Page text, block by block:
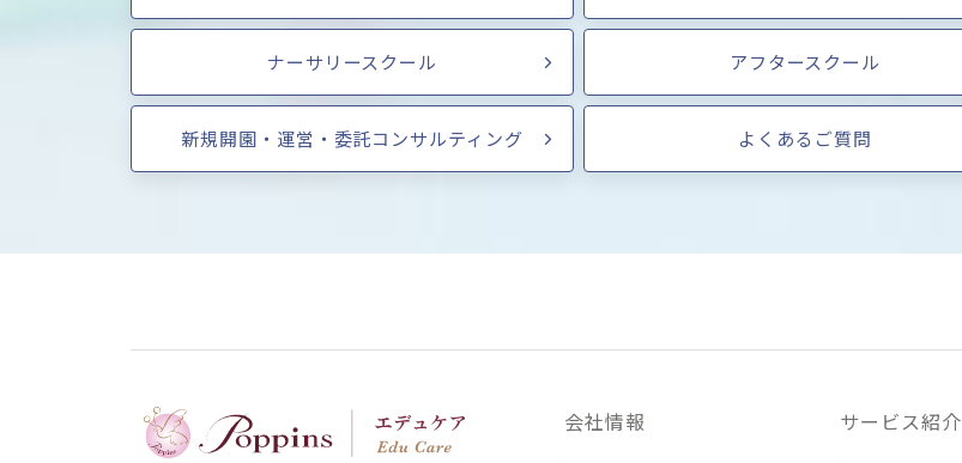
ナーサリースクール アフタースクール
新規開園・運営・委託コンサルティング よくあるご質問
会社情報 サービス紹介